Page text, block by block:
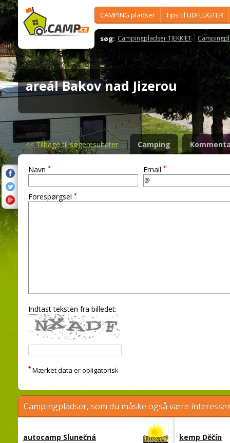
CAMPING pladser Tips til UDFLUGTER
søg: Campingpladser TJEKKIET
areál Bakov nad Jizerou
<<Tilbage til søgeresultater Camping
Navn * Email *
Forespørgsel *
Indtast teksten fra billedet:
* Mærket data er obligatorisk
Campingpladser, som du måske også være
autocamp Slunečná kemp Děčín